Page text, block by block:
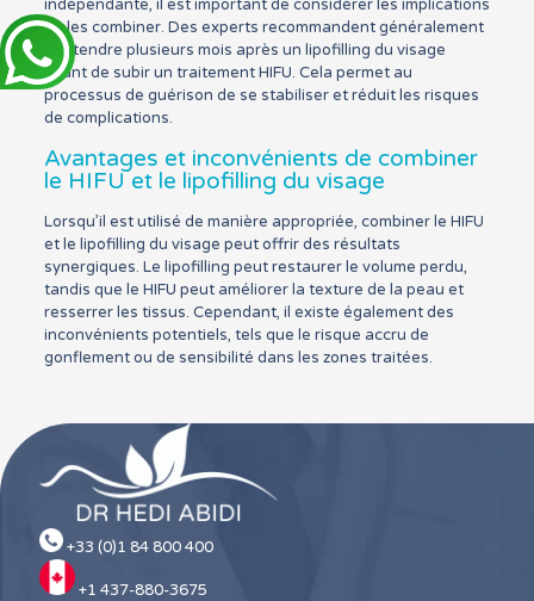
indépendante, il est important de considérer les implications
de les combiner. Des experts recommandent généralement
d’attendre plusieurs mois après un lipofilling du visage
avant de subir un traitement HIFU. Cela permet au
processus de guérison de se stabiliser et réduit les risques
de complications.
Avantages et inconvénients de combiner
le HIFU et le lipofilling du visage
Lorsqu’il est utilisé de manière appropriée, combiner le HIFU
et le lipofilling du visage peut offrir des résultats
synergiques. Le lipofilling peut restaurer le volume perdu,
tandis que le HIFU peut améliorer la texture de la peau et
resserrer les tissus. Cependant, il existe également des
inconvénients potentiels, tels que le risque accru de
gonflement ou de sensibilité dans les zones traitées.
+33 (0)1 84 800 400
+1 437-880-3675